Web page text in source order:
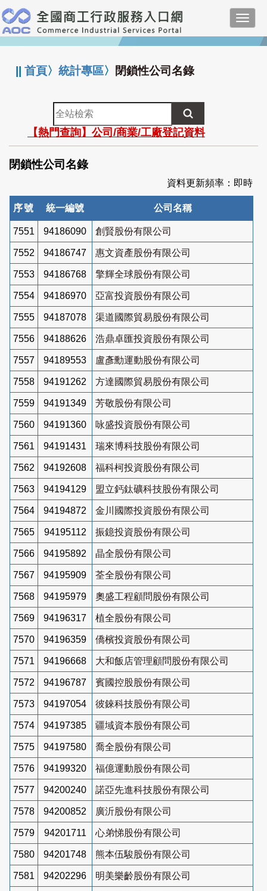
跳
到
主
要
:::
||首頁〉統計專區〉 閉鎖性公司名錄
全
站
檢
索
【熱門查詢】公司/商業/工廠登記資料
閉鎖性公司名錄
資料更新頻率：即時
序號 統一編號 公司名稱
7551 94186090 創賢股份有限公司
7552 94186747 惠文資產股份有限公司
7553 94186768 擎輝全球股份有限公司
7554 94186970 亞富投資股份有限公司
7555 94187078 渠道國際貿易股份有限公司
7556 94188626 浩鼎卓匯投資股份有限公司
7557 94189553 盧彥勳運動股份有限公司
7558 94191262 方達國際貿易股份有限公司
7559 94191349 芳敬股份有限公司
7560 94191360 咏盛投資股份有限公司
7561 94191431 瑞來博科技股份有限公司
7562 94192608 福科柯投資股份有限公司
7563 94194129 盟立鈣鈦礦科技股份有限公司
7564 94194872 金川國際投資股份有限公司
7565 94195112 振鐿投資股份有限公司
7566 94195892 晶全股份有限公司
7567 94195909 荃全股份有限公司
7568 94195979 奧盛工程顧問股份有限公司
7569 94196317 植全股份有限公司
7570 94196359 僑檳投資股份有限公司
7571 94196668 大和飯店管理顧問股份有限公司
7572 94196787 賓國控股股份有限公司
7573 94197054 彼錸科技股份有限公司
7574 94197385 疆域資本股份有限公司
7575 94197580 喬全股份有限公司
7576 94199320 福億運動股份有限公司
7577 94200240 諾亞先進科技股份有限公司
7578 94200852 廣沂股份有限公司
7579 94201711 心弟悌股份有限公司
7580 94201748 熊本伍駿股份有限公司
7581 94202296 明美樂齡股份有限公司